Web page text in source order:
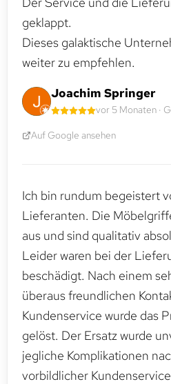
geklappt.
Dieses galaktische
weiter zu empfehlen.
Joachim Springer
vor 5 Monaten ·
Auf Google ansehen
Ich bin rundum begeistert
Lieferanten. Die
aus und sind qualitativ
Leider waren bei der
beschädigt. Nach einem
überaus freundlichen
Kundenservice wurde das
gelöst. Der Ersatz wurde
jegliche Komplikationen
vorbildlicher